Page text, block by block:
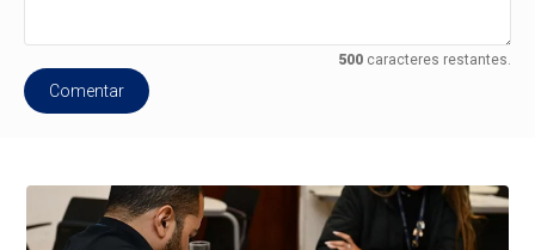
500caracteres restantes.
Comentar